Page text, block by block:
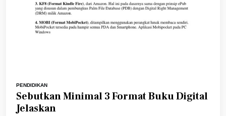
PENDIDIKAN
Sebutkan Minimal 3 Format Buku Digital
Jelaskan